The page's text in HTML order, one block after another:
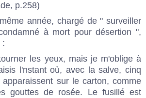
p.258)
année, chargé de " surveiller
à mort pour désertion ",
:
les yeux, mais je m'oblige à
l'nstant où, avec la salve, cinq
sur le carton, comme
gouttes de rosée. Le fusillé est